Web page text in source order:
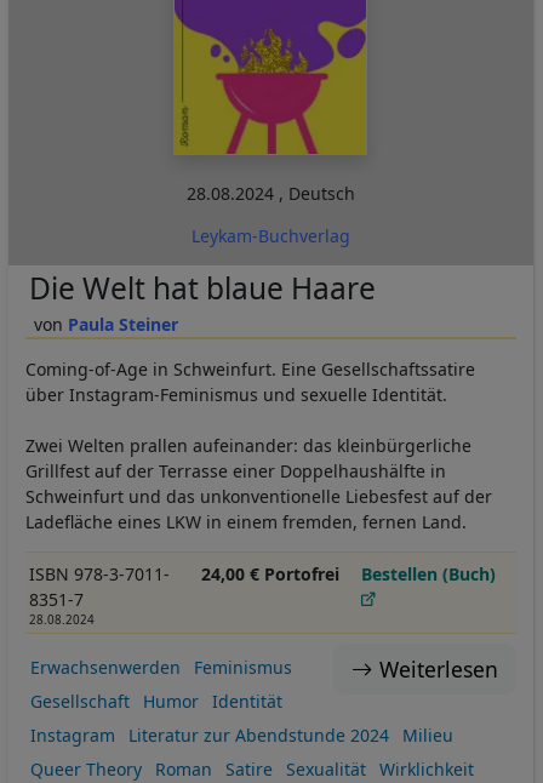
28.08.2024 , Deutsch
Leykam-Buchverlag
Paula Steiner
Die Welt hat blaue Haare
Coming-of-Age in Schweinfurt. Eine Gesellschaftssatire
über Instagram-Feminismus und sexuelle Identität.
Zwei Welten prallen aufeinander: das kleinbürgerliche
Grillfest auf der Terrasse einer Doppelhaushälfte in
Schweinfurt und das unkonventionelle Liebesfest auf der
Ladefläche eines LKW in einem fremden, fernen Land.
ISBN 978-3-7011-
8351-7
28.08.2024
24,00 € Portofrei Bestellen (Buch)
Weiterlesen
Erwachsenwerden
Feminismus
Gesellschaft
Humor
Identität
Instagram
Literatur zur Abendstunde 2024
Milieu
Queer Theory
Roman Satire Sexualität
Wirklichkeit